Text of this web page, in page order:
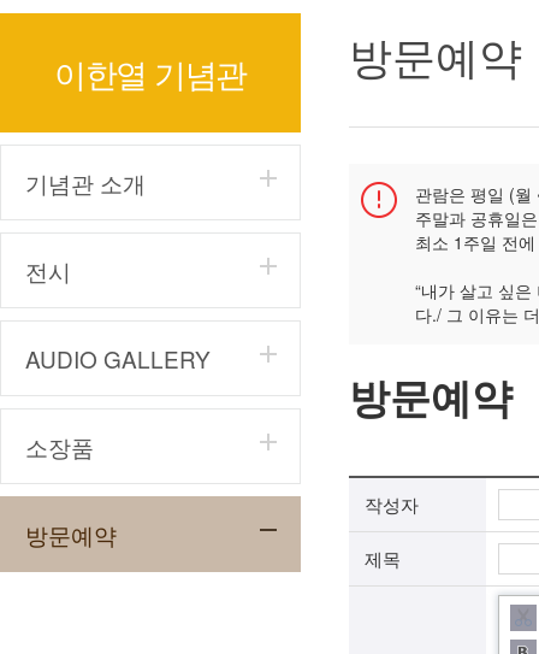
이한열 기념관
기념관 소개
전시
AUDIO GALLERY
소장품
방문예약
방문예약
관람은 평일 (
주말과 공휴일
최소 1주일 전
“내가 살고 싶
다./ 그 이유는
방문예약
작성자
제목